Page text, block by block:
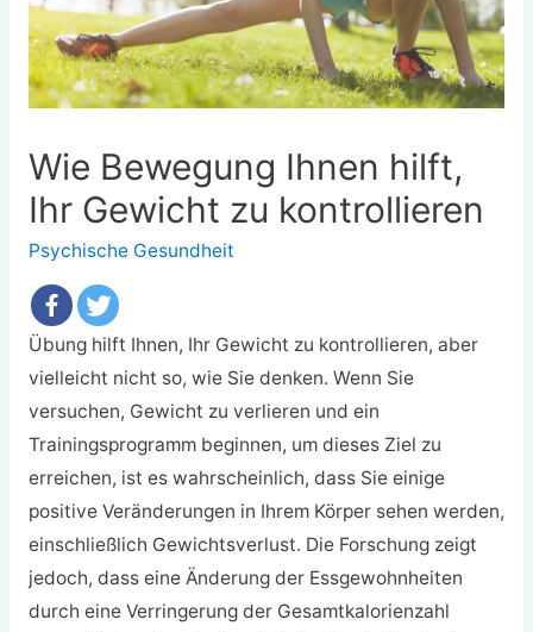
Wie Bewegung Ihnen hilft,
Ihr Gewicht zu kontrollieren
Psychische Gesundheit
Übung hilft Ihnen, Ihr Gewicht zu kontrollieren, aber
vielleicht nicht so, wie Sie denken. Wenn Sie
versuchen, Gewicht zu verlieren und ein
Trainingsprogramm beginnen, um dieses Ziel zu
erreichen, ist es wahrscheinlich, dass Sie einige
positive Veränderungen in Ihrem Körper sehen werden,
einschließlich Gewichtsverlust. Die Forschung zeigt
jedoch, dass eine Änderung der Essgewohnheiten
durch eine Verringerung der Gesamtkalorienzahl